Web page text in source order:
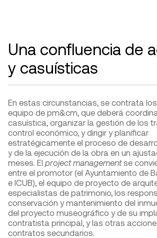
Una confluencia de
y casuísticas
En estas circunstancias, se contrata
equipo de pm&cm, que deberá
casuística, organizar la gestión de los
control económico, y dirigir y planificar
estratégicamente el proceso de
y de la ejecución de la obra en un
meses. El project managementse
entre el promotor (el Ayuntamiento de
e ICUB), el equipo de proyecto de
especialistas de patrimonio, los
conservación y mantenimiento del
del proyecto museográfico y de su
contratista principal, y las otras
contratos secundarios.